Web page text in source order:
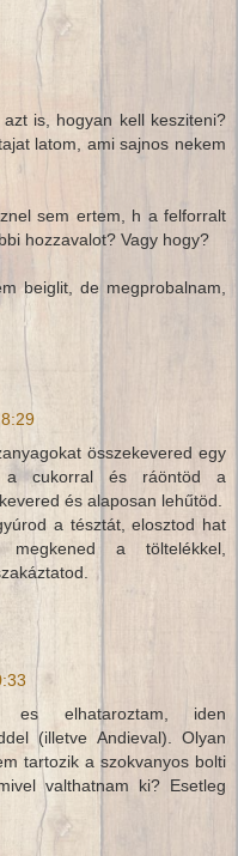
is, hogyan kell kesziteni?
latom, ami sajnos nekem
sem ertem, h a felforralt
hozzavalot? Vagy hogy?
beiglit, de megprobalnam,
összekevered egy
a cukorral és ráöntöd a
és alaposan lehűtöd.
a tésztát, elosztod hat
megkened a töltelékkel,
es elhataroztam, iden
(illetve Andieval). Olyan
tartozik a szokvanyos bolti
valthatnam ki? Esetleg